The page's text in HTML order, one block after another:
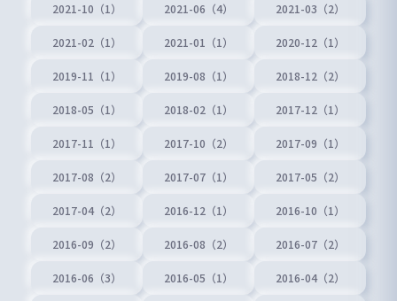
2021-10（1） 2021-06（4） 2021-03（2）
2021-02（1） 2021-01（1） 2020-12（1）
2019-11（1） 2019-08（1） 2018-12（2）
2018-05（1） 2018-02（1） 2017-12（1）
2017-11（1） 2017-10（2） 2017-09（1）
2017-08（2） 2017-07（1） 2017-05（2）
2017-04（2） 2016-12（1） 2016-10（1）
2016-09（2） 2016-08（2） 2016-07（2）
2016-06（3） 2016-05（1） 2016-04（2）